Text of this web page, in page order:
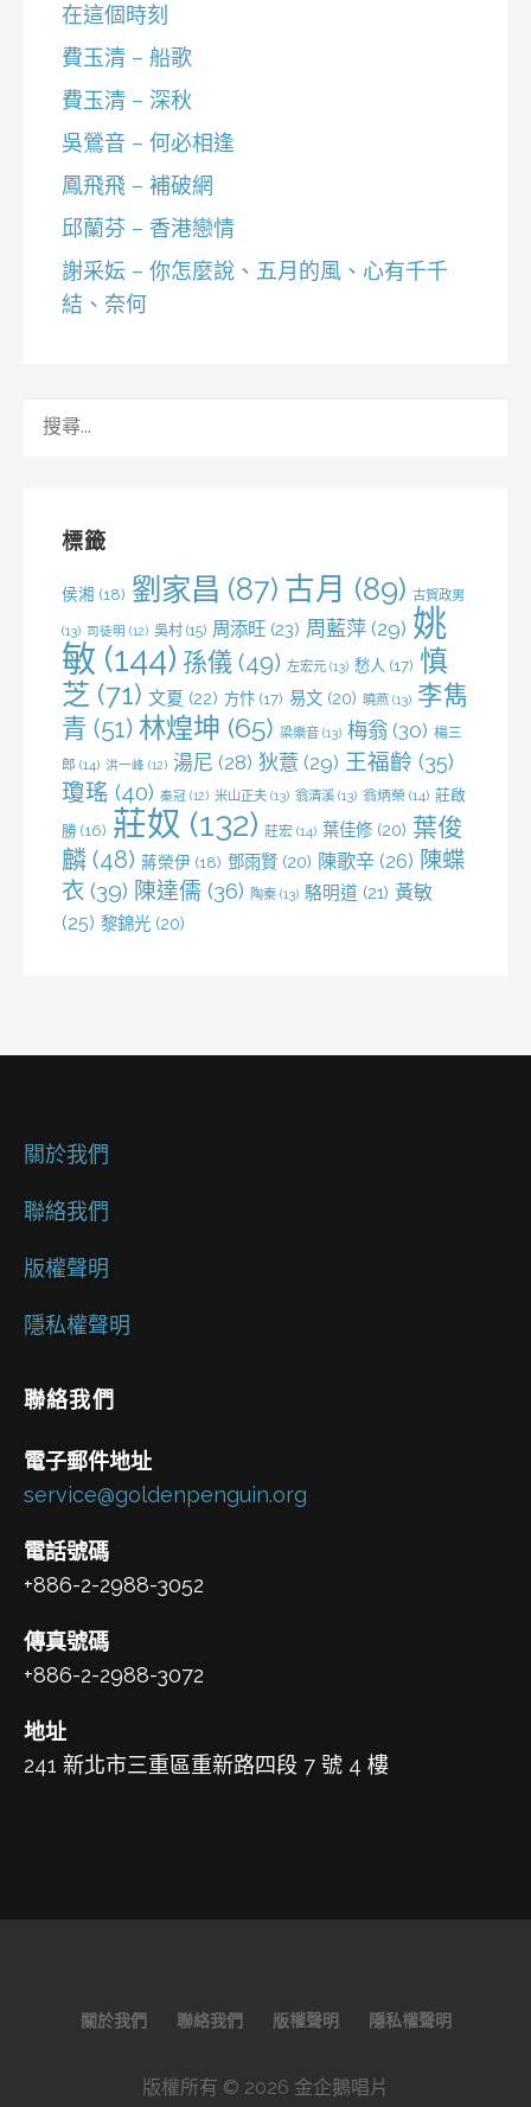
在這個時刻
費玉清 – 船歌
費玉清 – 深秋
吳鶯音 – 何必相逢
鳳飛飛 – 補破網
邱蘭芬 – 香港戀情
謝采妘 – 你怎麼說、五月的風、心有千千
結、奈何
標籤
侯湘 (18) 劉家昌 (87) 古月 (89) 古賀政男
(13) 司徒明 (12) 吳村 (15) 周添旺 (23) 周藍萍 (29) 姚
敏 (144) 孫儀 (49) 左宏元 (13) 愁人 (17) 慎
芝 (71) 文夏 (22) 方忭 (17) 易文 (20) 曉燕 (13) 李雋
青 (51) 林煌坤 (65) 梁樂音 (13) 梅翁 (30) 楊三
郎 (14) 洪一峰 (12) 湯尼 (28) 狄薏 (29) 王福齡 (35)
瓊瑤 (40) 秦冠 (12) 米山正夫 (13) 翁清溪 (13) 翁炳榮 (14) 莊啟
勝 (16) 莊奴 (132) 莊宏 (14) 葉佳修 (20) 葉俊
麟 (48) 蔣榮伊 (18) 鄧雨賢 (20) 陳歌辛 (26) 陳蝶
衣 (39) 陳達儒 (36) 陶秦 (13) 駱明道 (21) 黃敏
(25) 黎錦光 (20)
關於我們
聯絡我們
版權聲明
隱私權聲明
聯絡我們
電子郵件地址
service@goldenpenguin.org
電話號碼
+886-2-2988-3052
傳真號碼
+886-2-2988-3072
地址
241 新北市三重區重新路四段 7 號 4 樓
關於我們 聯絡我們 版權聲明 隱私權聲明
版權所有 © 2026 金企鵝唱片